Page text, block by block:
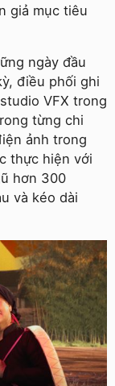
giả mục tiêu
ngày đầu
điều phối ghi
VFX trong
từng chi
ảnh trong
thực hiện với
hơn 300
và kéo dài